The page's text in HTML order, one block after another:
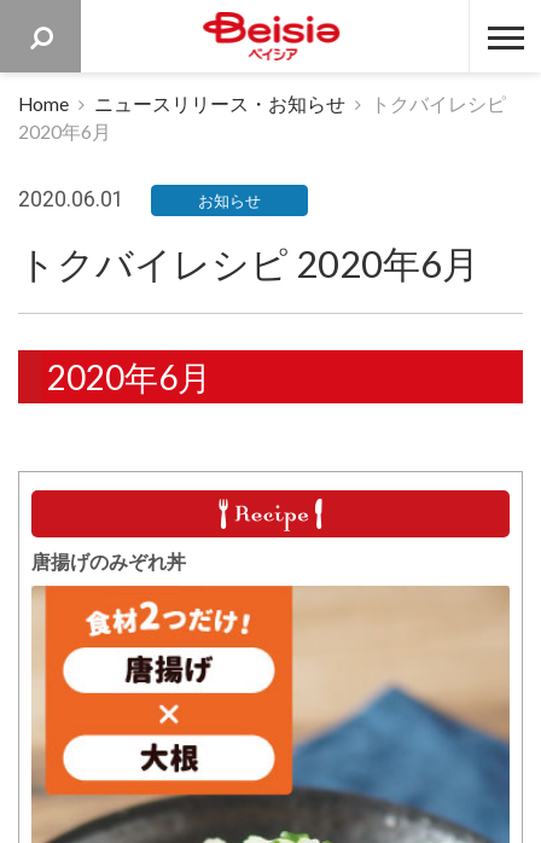
ベイシア
Home ニュースリリース・お知らせ
トクバイレシピ
2020年6月
2020.06.01 お知らせ
トクバイレシピ 2020年6月
2020年6月
唐揚げのみぞれ丼